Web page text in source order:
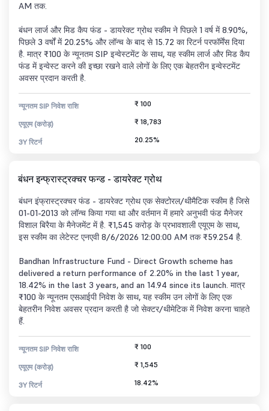
AM तक.
बंधन लार्ज और मिड कैप फंड - डायरेक्ट ग्रोथ स्कीम ने पिछले 1 वर्ष में 8.90%,
पिछले 3 वर्षों में 20.25% और लॉन्च के बाद से 15.72 का रिटर्न परफॉर्मेंस दिया
है. मात्र ₹100 के न्यूनतम SIP इन्वेस्टमेंट के साथ, यह स्कीम लार्ज और मिड कैप
फंड में इन्वेस्ट करने की इच्छा रखने वाले लोगों के लिए एक बेहतरीन इन्वेस्टमेंट
अवसर प्रदान करती है.
न्यूनतम SIP निवेश राशि ₹ 100
एयूएम (करोड़) ₹ 18,783
3Y रिटर्न 20.25%
बंधन इन्फ्रास्ट्रक्चर फन्ड - डायरेक्ट ग्रोथ
बंधन इंफ्रास्ट्रक्चर फंड - डायरेक्ट ग्रोथ एक सेक्टोरल/थीमैटिक स्कीम है जिसे
01-01-2013 को लॉन्च किया गया था और वर्तमान में हमारे अनुभवी फंड मैनेजर
विशाल बिरैया के मैनेजमेंट में है. ₹1,545 करोड़ के प्रभावशाली एयूएम के साथ,
इस स्कीम का लेटेस्ट एनएवी 8/6/2026 12:00:00 AM तक ₹59.254 है.
Bandhan Infrastructure Fund - Direct Growth scheme has
delivered a return performance of 2.20% in the last 1 year,
18.42% in the last 3 years, and an 14.94 since its launch. मात्र
₹100 के न्यूनतम एसआईपी निवेश के साथ, यह स्कीम उन लोगों के लिए एक
बेहतरीन निवेश अवसर प्रदान करती है जो सेक्टर/थीमेटिक में निवेश करना चाहते
हैं.
न्यूनतम SIP निवेश राशि ₹ 100
एयूएम (करोड़) ₹ 1,545
3Y रिटर्न 18.42%